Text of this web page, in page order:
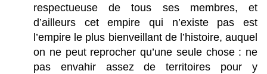
respectueuse de tous ses membres, et
d’ailleurs cet empire qui n’existe pas est
l’empire le plus bienveillant de l’histoire, auquel
on ne peut reprocher qu’une seule chose : ne
pas envahir assez de territoires pour y